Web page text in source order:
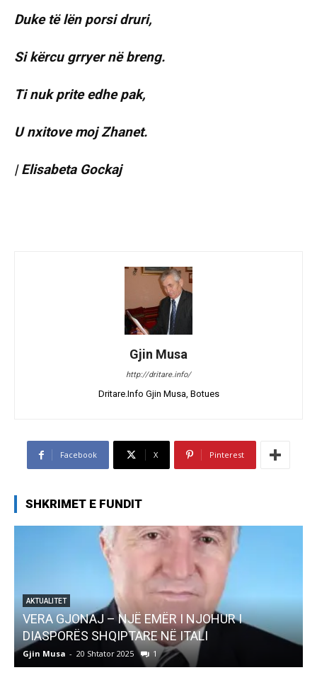
Duke të lën porsi druri,
Si kërcu grryer në breng.
Ti nuk prite edhe pak,
U nxitove moj Zhanet.
| Elisabeta Gockaj
Gjin Musa
http://dritare.info/
Dritare.Info Gjin Musa, Botues
Facebook X Pinterest
SHKRIMET E FUNDIT
NJOHUR I
AKTUALITET
Pregaditi Gjin Musa-Rome-
Gjin Musa - 8 Shtator 2025